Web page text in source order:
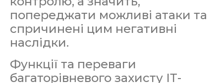
попереджати можливі атаки та
спричинені цим негативні
наслідки.
Функції та переваги
багаторівневого захисту ІТ-